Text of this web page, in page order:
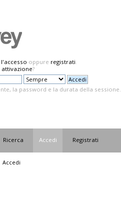
oppure registrati.
attivazione?
la password e la durata della sessione.
Ricerca Accedi Registrati
Accedi